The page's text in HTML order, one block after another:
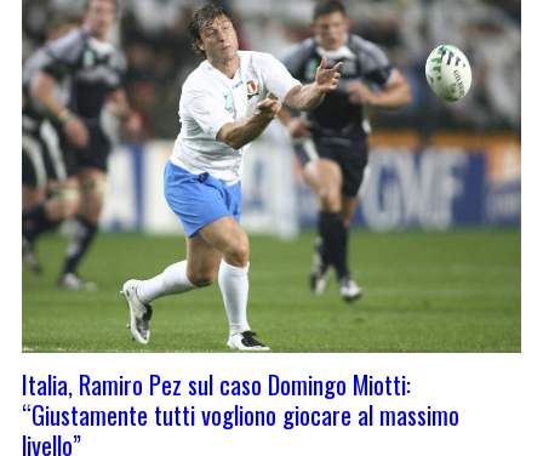
Italia, Ramiro Pez sul caso Domingo Miotti:
“Giustamente tutti vogliono giocare al massimo
livello”